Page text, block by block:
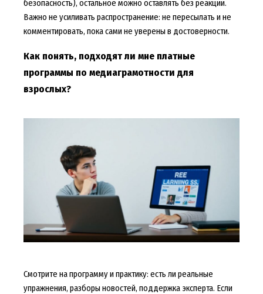
безопасность), остальное можно оставлять без реакции.
Важно не усиливать распространение: не пересылать и не
комментировать, пока сами не уверены в достоверности.
Как понять, подходят ли мне платные
программы по медиаграмотности для
взрослых?
Смотрите на программу и практику: есть ли реальные
упражнения, разборы новостей, поддержка эксперта. Если